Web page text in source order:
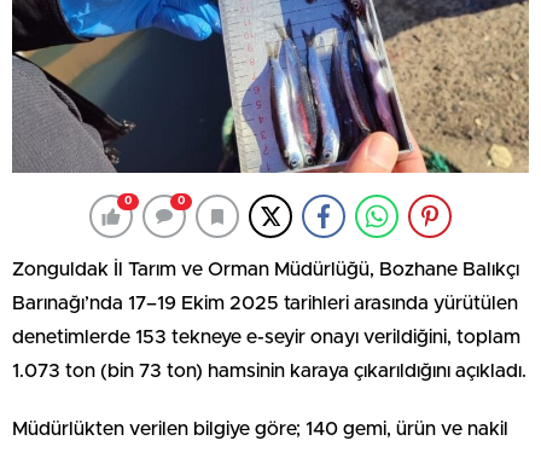
0 0
Zonguldak İl Tarım ve Orman Müdürlüğü, Bozhane Balıkçı
Barınağı’nda 17–19 Ekim 2025 tarihleri arasında yürütülen
denetimlerde 153 tekneye e-seyir onayı verildiğini, toplam
1.073 ton (bin 73 ton) hamsinin karaya çıkarıldığını açıkladı.
Müdürlükten verilen bilgiye göre; 140 gemi, ürün ve nakil